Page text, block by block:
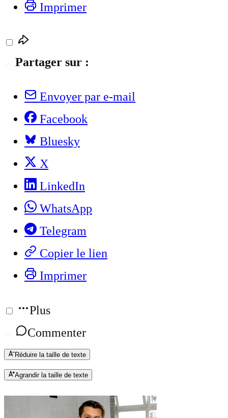
Imprimer
Partager sur :
Envoyer par e-mail
Facebook
Bluesky
X
LinkedIn
WhatsApp
Telegram
Copier le lien
Imprimer
Plus
Commenter
Réduire la taille de texte
Agrandir la taille de texte